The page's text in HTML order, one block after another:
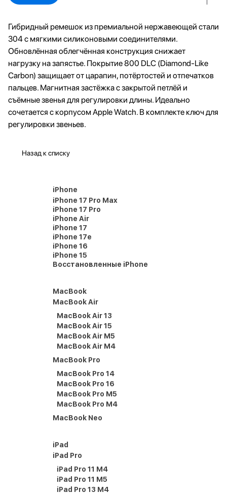
Гибридный ремешок из премиальной нержавеющей стали
304 с мягкими силиконовыми соединителями.
Обновлённая облегчённая конструкция снижает
нагрузку на запястье. Покрытие 800 DLC (Diamond-Like
Carbon) защищает от царапин, потёртостей и отпечатков
пальцев. Магнитная застёжка с закрытой петлёй и
съёмные звенья для регулировки длины. Идеально
сочетается с корпусом Apple Watch. В комплекте ключ для
регулировки звеньев.
Назад к списку
iPhone
iPhone 17 Pro Max
iPhone 17 Pro
iPhone Air
iPhone 17
iPhone 17e
iPhone 16
iPhone 15
Восстановленные iPhone
MacBook
MacBook Air
MacBook Air 13
MacBook Air 15
MacBook Air M5
MacBook Air M4
MacBook Pro
MacBook Pro 14
MacBook Pro 16
MacBook Pro M5
MacBook Pro M4
MacBook Neo
iPad
iPad Pro
iPad Pro 11 M4
iPad Pro 11 M5
iPad Pro 13 M4